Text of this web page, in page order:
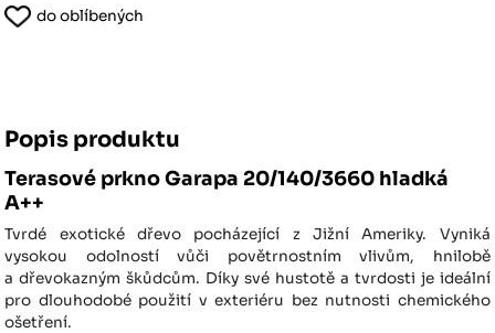
do oblíbených
Popis produktu
Terasové prkno Garapa 20/140/3660 hladká
A++
Tvrdé exotické dřevo pocházející z Jižní Ameriky. Vyniká
vysokou odolností vůči povětrnostním vlivům, hnilobě
a dřevokazným škůdcům. Díky své hustotě a tvrdosti je ideální
pro dlouhodobé použití v exteriéru bez nutnosti chemického
ošetření.